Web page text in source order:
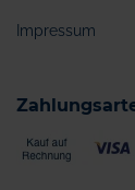
Impressum